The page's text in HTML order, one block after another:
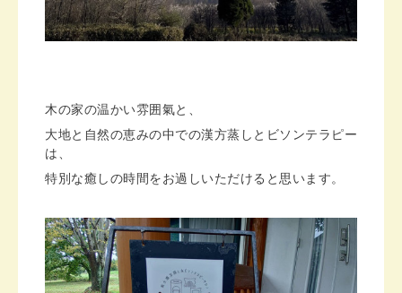
木の家の温かい雰囲氣と、
大地と自然の恵みの中での漢方蒸しとビソンテラピー
は、
特別な癒しの時間をお過しいただけると思います。